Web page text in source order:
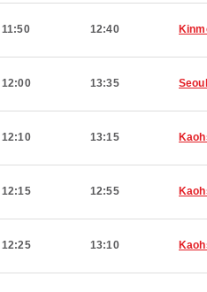
11:50 12:40
12:00 13:35 Seoul
12:10 13:15
12:15 12:55
12:25 13:10